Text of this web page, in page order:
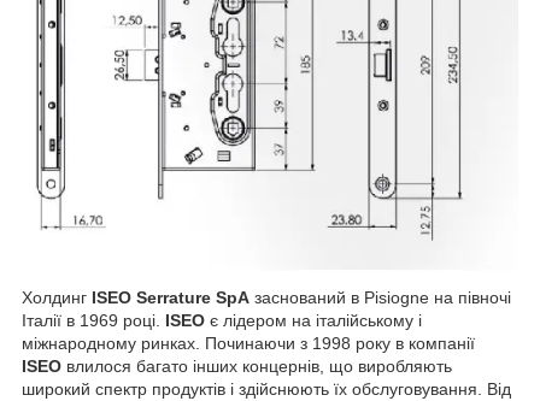
Холдинг ISEO Serrature SpA заснований в Pisiogne на півночі
Італії в 1969 році. ISEO є лідером на італійському і
міжнародному ринках. Починаючи з 1998 року в компанії
ISEO влилося багато інших концернів, що виробляють
широкий спектр продуктів і здійснюють їх обслуговування. Від